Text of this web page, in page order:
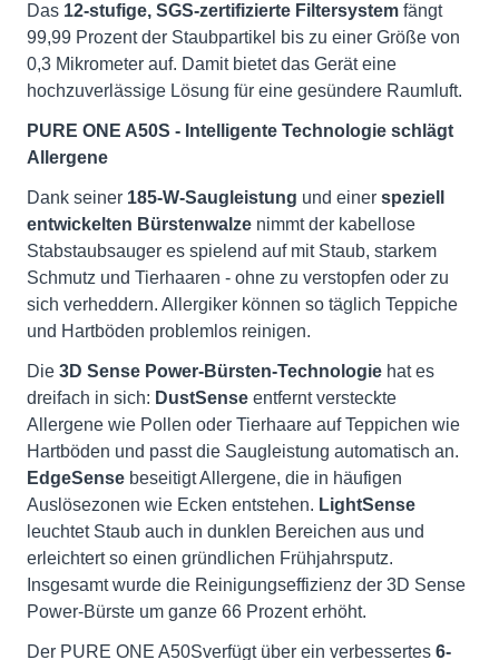
Das 12-stufige, SGS-zertifizierte Filtersystem fängt
99,99 Prozent der Staubpartikel bis zu einer Größe von
0,3 Mikrometer auf. Damit bietet das Gerät eine
hochzuverlässige Lösung für eine gesündere Raumluft.
PURE ONE A50S - Intelligente Technologie schlägt
Allergene
Dank seiner 185-W-Saugleistung und einer speziell
entwickelten Bürstenwalze nimmt der kabellose
Stabstaubsauger es spielend auf mit Staub, starkem
Schmutz und Tierhaaren - ohne zu verstopfen oder zu
sich verheddern. Allergiker können so täglich Teppiche
und Hartböden problemlos reinigen.
Die 3D Sense Power-Bürsten-Technologie hat es
dreifach in sich: DustSense entfernt versteckte
Allergene wie Pollen oder Tierhaare auf Teppichen wie
Hartböden und passt die Saugleistung automatisch an.
EdgeSense beseitigt Allergene, die in häufigen
Auslösezonen wie Ecken entstehen. LightSense
leuchtet Staub auch in dunklen Bereichen aus und
erleichtert so einen gründlichen Frühjahrsputz.
Insgesamt wurde die Reinigungseffizienz der 3D Sense
Power-Bürste um ganze 66 Prozent erhöht.
Der PURE ONE A50Sverfügt über ein verbessertes 6-